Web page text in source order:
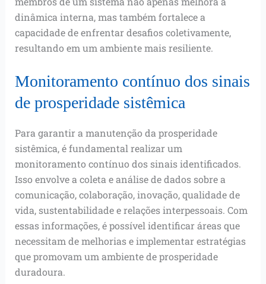
dinâmica interna, mas também fortalece a
capacidade de enfrentar desafios coletivamente,
resultando em um ambiente mais resiliente.
Monitoramento contínuo dos sinais
de prosperidade sistêmica
Para garantir a manutenção da prosperidade
sistêmica, é fundamental realizar um
monitoramento contínuo dos sinais identificados.
Isso envolve a coleta e análise de dados sobre a
comunicação, colaboração, inovação, qualidade de
vida, sustentabilidade e relações interpessoais. Com
essas informações, é possível identificar áreas que
necessitam de melhorias e implementar estratégias
que promovam um ambiente de prosperidade
duradoura.